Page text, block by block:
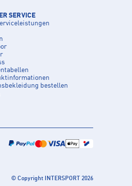
SERVICE
bestellen
© Copyright INTERSPORT 2026